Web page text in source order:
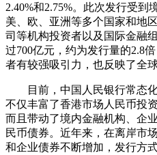
2.40%和2.75%。此次发行受到
美、欧、亚洲等多个国家和地
司等机构投资者以及国际金融
过700亿元，约为发行量的2.8
者有较强吸引力，也反映了全
目前，中国人民银行常态化
不仅丰富了香港市场人民币投
而且带动了境内金融机构、企
民币债券。近年来，在离岸市
和企业债券不断增加，发行方